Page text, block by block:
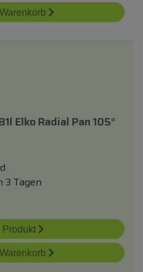
Elko Radial Pan 105°
3 Tagen
Produkt